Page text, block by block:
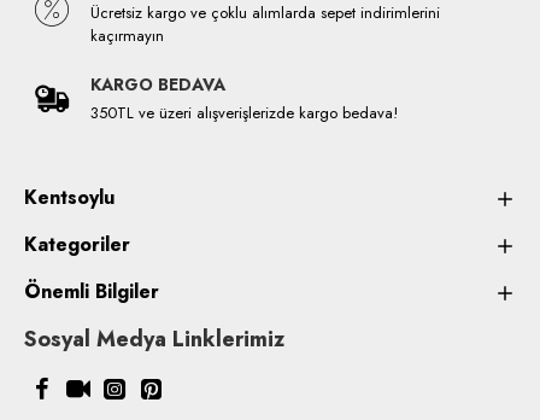
Ücretsiz kargo ve çoklu alımlarda sepet indirimlerini
kaçırmayın
KARGO BEDAVA
350TL ve üzeri alışverişlerizde kargo bedava!
Kentsoylu
Kategoriler
Önemli Bilgiler
Sosyal Medya Linklerimiz